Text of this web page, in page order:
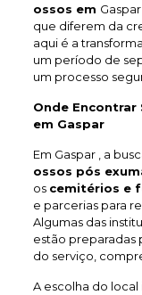
ossos em
que diferem da
aqui é a
um período de
um processo
Onde Encontrar
em Gaspar
Em Gaspar , a
ossos pós
os cemitérios e
e parcerias para
Algumas das
estão preparadas
do serviço,
A escolha do local